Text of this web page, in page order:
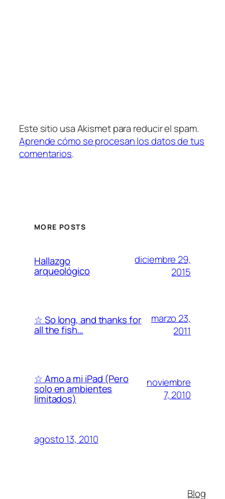
Este sitio usa Akismet para reducir el spam.
Aprende cómo se procesan los datos de tus
comentarios.
MORE POSTS
Hallazgo
arqueológico
diciembre 29,
2015
☆ So long, and thanks for
all the fish…
marzo 23,
2011
☆ Amo a mi iPad (Pero
solo en ambientes
limitados)
noviembre
7, 2010
agosto 13, 2010
Blog